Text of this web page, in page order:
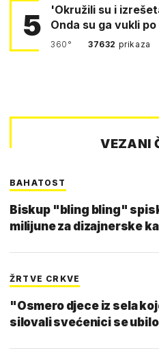
5
'Okružili su i
Onda su ga vukli
360° 37632 prikaza
VEZANI
BAHATOST
Biskup "bling bling"
milijune za dizajnerske
ŽRTVE CRKVE
"Osmero djece iz sela
silovali svećenici se